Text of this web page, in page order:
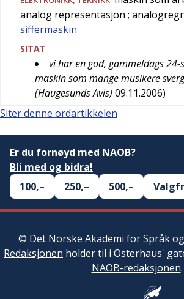
analog representasjon ;
siffermaskin
SITAT
vi har en god, gammeldags
maskin som mange musikere
(Haugesunds Avis) 09.11.2006)
Siter denne ordartikkelen
Er du fornøyd med NAOB?
Bli med og bidra!
100,–
250,– 500,–
© Det Norske Akademi for Språk
Redaksjonen holder til i Osterhaus'
NAOB-redaksjonen.